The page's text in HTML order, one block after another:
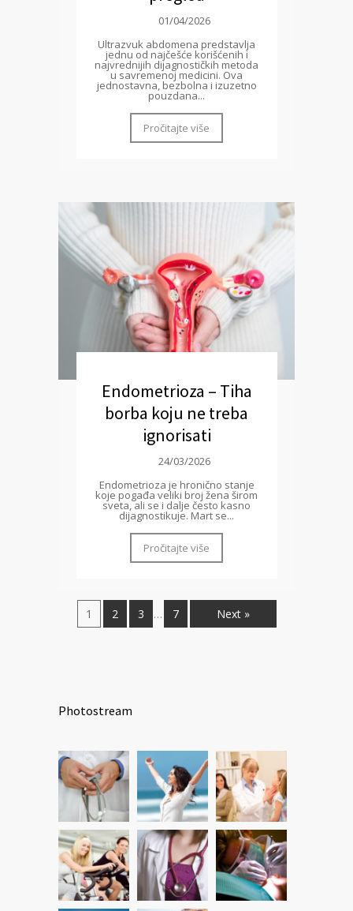
01/04/2026
Ultrazvuk abdomena predstavlja
jednu od najčešće korišćenih i
najvrednijih dijagnostičkih metoda
u savremenoj medicini. Ova
jednostavna, bezbolna i izuzetno
pouzdana...
Pročitajte više
Endometrioza – Tiha
borba koju ne treba
ignorisati
24/03/2026
Endometrioza je hronično stanje
koje pogađa veliki broj žena širom
sveta, ali se i dalje često kasno
dijagnostikuje. Mart se...
Pročitajte više
1 2 3 … 7 Next »
Photostream